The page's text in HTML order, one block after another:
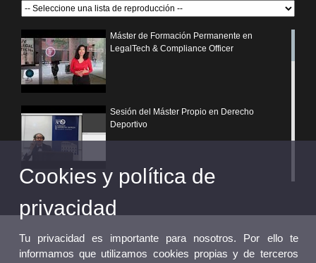
Máster de Formación Permanente en
LegalTech & Compliance Officer
Sesión del Máster Propio en Derecho
Deportivo
¿Por qué elegir un postgrado propio de la
Universitat de València?
Cookies y política de
privacidad
Tu privacidad es importante para nosotros. Por ello te
informamos que utilizamos cookies propias y de terceros